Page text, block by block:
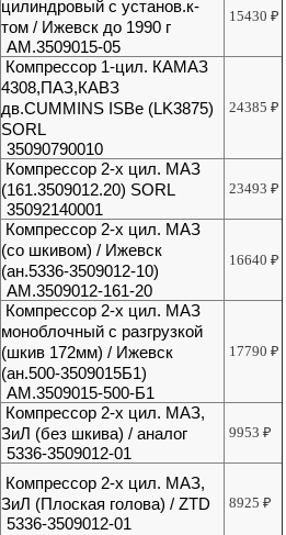
цилиндровый с установ.к-
том / Ижевск до 1990 г
АМ.3509015-05
15430₽
Компрессор 1-цил. КАМАЗ
4308,ПАЗ,КАВЗ
дв.CUMMINS ISBe (LK3875)
SORL
35090790010
24385₽
Компрессор 2-х цил. МАЗ
(161.3509012.20) SORL
35092140001
23493₽
Компрессор 2-х цил. МАЗ
(со шкивом) / Ижевск
(ан.5336-3509012-10)
АМ.3509012-161-20
16640₽
Компрессор 2-х цил. МАЗ
моноблочный с разгрузкой
(шкив 172мм) / Ижевск
(ан.500-3509015Б1)
АМ.3509015-500-Б1
17790₽
Компрессор 2-х цил. МАЗ,
ЗиЛ (без шкива) / аналог
5336-3509012-01
9953₽
Компрессор 2-х цил. МАЗ,
ЗиЛ (Плоская голова) / ZTD
5336-3509012-01
8925₽